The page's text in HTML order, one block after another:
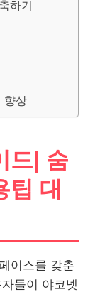
하기
향상
드| 숨
팁 대
이스를 갖춘
들이 야코넷